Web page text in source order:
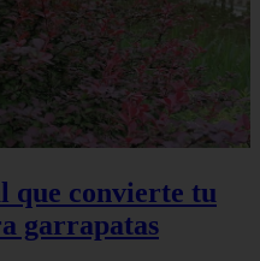
que convierte tu
garrapatas